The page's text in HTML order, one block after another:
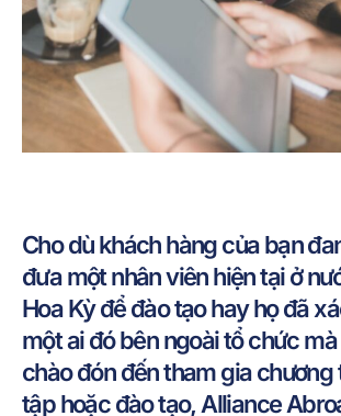
Cho dù khách hàng của bạn
đưa một nhân viên hiện tại ở
Hoa Kỳ để đào tạo hay họ đã
một ai đó bên ngoài tổ chức
chào đón đến tham gia chương
tập hoặc đào tạo, Alliance